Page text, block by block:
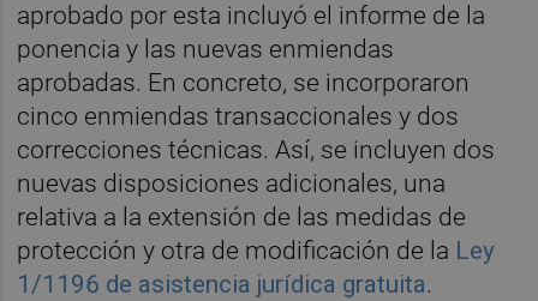
aprobado por esta incluyó el informe de la
ponencia y las nuevas enmiendas
aprobadas. En concreto, se incorporaron
cinco enmiendas transaccionales y dos
correcciones técnicas. Así, se incluyen dos
nuevas disposiciones adicionales, una
relativa a la extensión de las medidas de
protección y otra de modificación de la Ley
1/1196 de asistencia jurídica gratuita.